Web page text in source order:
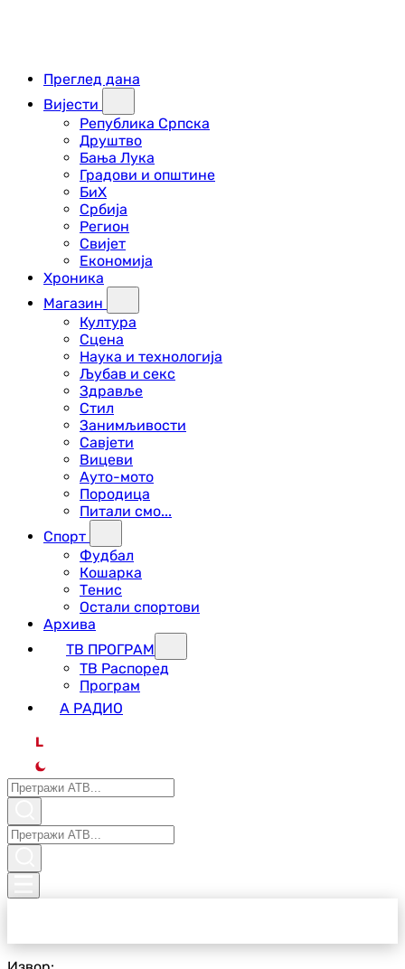
Преглед дана
Вијести
Република Српска
Друштво
Бања Лука
Градови и општине
БиХ
Србија
Регион
Свијет
Економија
Хроника
Магазин
Култура
Сцена
Наука и технологија
Љубав и секс
Здравље
Стил
Занимљивости
Савјети
Вицеви
Ауто-мото
Породица
Питали смо...
Спорт
Фудбал
Кошарка
Тенис
Остали спортови
Архива
ТВ ПРОГРАМ
ТВ Распоред
Програм
А РАДИО
L